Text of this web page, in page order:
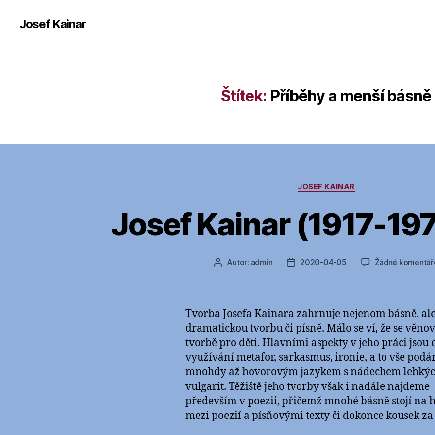
Josef Kainar
Štítek: Příběhy a menší básně
Rubriky
JOSEF KAINAR
Josef Kainar (1917-
AutorAutor: admin
Datum
2020-04-05 Žádné
Tvorba Josefa Kainara zahrnuje nejenom básně,
dramatickou tvorbu či písně. Málo se ví, že se
tvorbě pro děti. Hlavními aspekty v jeho práci jsou
využívání metafor, sarkasmus, ironie, a to vše
mnohdy až hovorovým jazykem s nádechem
vulgarit. Těžiště jeho tvorby však i nadále najdeme
především v poezii, přičemž mnohé básně stojí na
mezi poezií a písňovými texty či dokonce kousek